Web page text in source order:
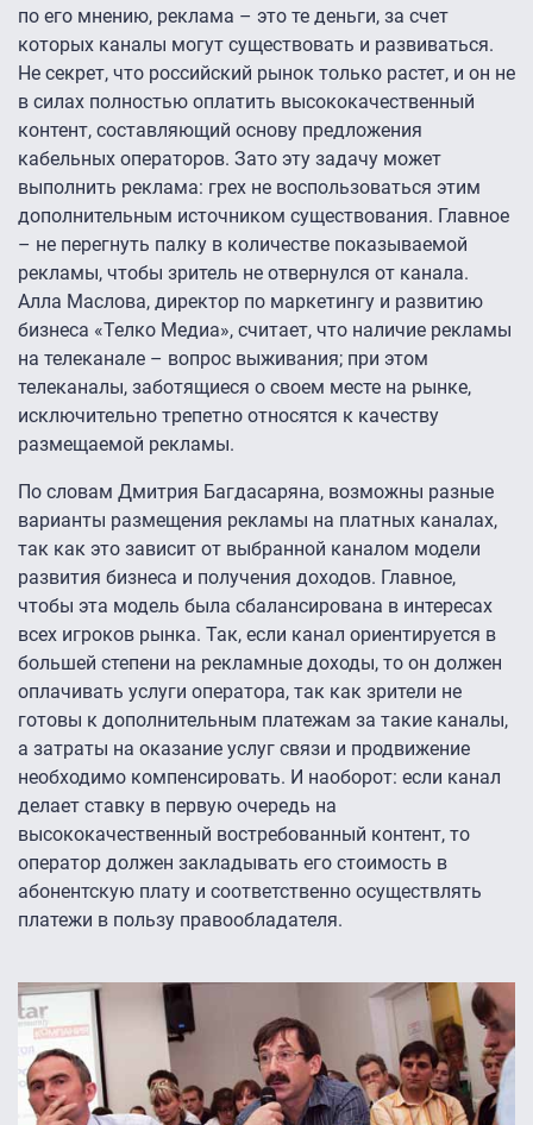
по его мнению, реклама – это те деньги, за счет
которых каналы могут существовать и развиваться.
Не секрет, что российский рынок только растет, и он не
в силах полностью оплатить высококачественный
контент, составляющий основу предложения
кабельных операторов. Зато эту задачу может
выполнить реклама: грех не воспользоваться этим
дополнительным источником существования. Главное
– не перегнуть палку в количестве показываемой
рекламы, чтобы зритель не отвернулся от канала.
Алла Маслова, директор по маркетингу и развитию
бизнеса «Телко Медиа», считает, что наличие рекламы
на телеканале – вопрос выживания; при этом
телеканалы, заботящиеся о своем месте на рынке,
исключительно трепетно относятся к качеству
размещаемой рекламы.
По словам Дмитрия Багдасаряна, возможны разные
варианты размещения рекламы на платных каналах,
так как это зависит от выбранной каналом модели
развития бизнеса и получения доходов. Главное,
чтобы эта модель была сбалансирована в интересах
всех игроков рынка. Так, если канал ориентируется в
большей степени на рекламные доходы, то он должен
оплачивать услуги оператора, так как зрители не
готовы к дополнительным платежам за такие каналы,
а затраты на оказание услуг связи и продвижение
необходимо компенсировать. И наоборот: если канал
делает ставку в первую очередь на
высококачественный востребованный контент, то
оператор должен закладывать его стоимость в
абонентскую плату и соответственно осуществлять
платежи в пользу правообладателя.